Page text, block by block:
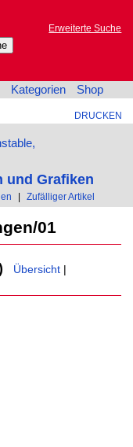
Erweiterte Suche
Kategorien Shop
DRUCKEN
und Grafiken
| Zufälliger Artikel
01
Übersicht |